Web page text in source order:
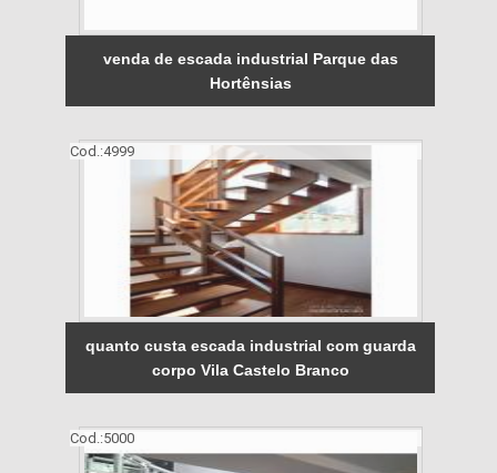
venda de escada industrial Parque das
Hortênsias
Cod.:4999
quanto custa escada industrial com guarda
corpo Vila Castelo Branco
Cod.:5000